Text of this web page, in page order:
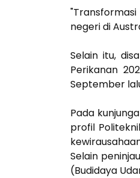
negeri di
Selain itu,
Perikanan
September
Pada
profil
Selain
(Budidaya